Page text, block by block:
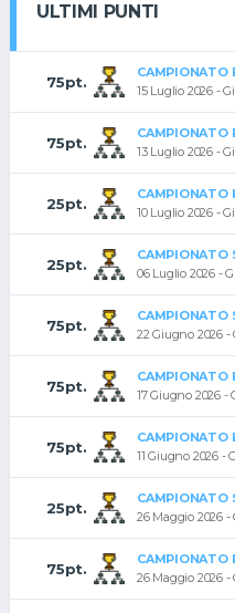
ULTIMI PUNTI
75pt.
CAMPIONATO
15 Luglio 2026 -
75pt.
CAMPIONATO
13 Luglio 2026 -
25pt.
CAMPIONATO
10 Luglio 2026 -
25pt.
CAMPIONATO
06 Luglio 2026 -
75pt.
CAMPIONATO
22 Giugno 2026 -
75pt.
CAMPIONATO
17 Giugno 2026 -
75pt.
CAMPIONATO
11 Giugno 2026 -
25pt.
CAMPIONATO
26 Maggio 2026 -
75pt.
CAMPIONATO
26 Maggio 2026 -